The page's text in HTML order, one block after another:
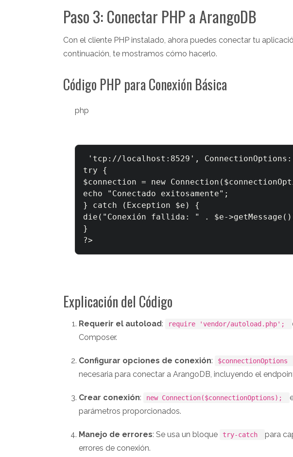
Paso 3: Conectar PHP a ArangoDB
Con el cliente PHP instalado, ahora puedes conectar tu
continuación, te mostramos cómo hacerlo.
Código PHP para Conexión Básica
php
'tcp://localhost:8529',
try {
$connection = new
echo "Conectado exitosamente";
} catch (Exception $e) {
die("Conexión fallida: " . $e-
}
Explicación del Código
Requerir el autoload: require 'vendor/autoload.php';
Composer.
Configurar opciones de conexión: $connectionOptions
necesaria para conectar a ArangoDB, incluyendo el
Crear conexión: new Connection($connectionOptions);
parámetros proporcionados.
Manejo de errores: Se usa un bloque try-catch
para
errores de conexión.